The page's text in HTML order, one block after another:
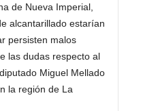
de Nueva Imperial,
alcantarillado estarían
persisten malos
las dudas respecto al
Miguel Mellado
la región de La